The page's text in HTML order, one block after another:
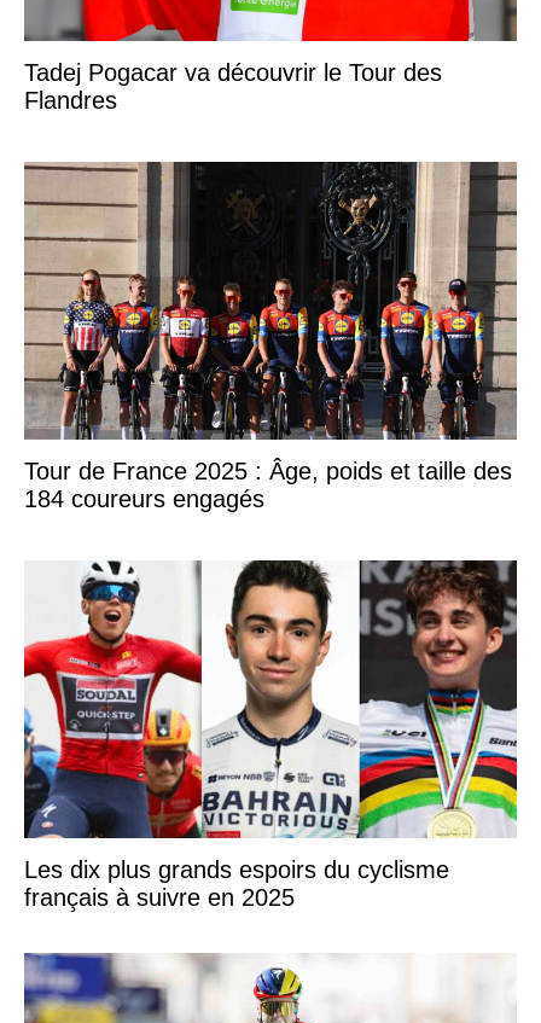
Tadej Pogacar va découvrir le Tour des
Flandres
Tour de France 2025 : Âge, poids et taille des
184 coureurs engagés
Les dix plus grands espoirs du cyclisme
français à suivre en 2025